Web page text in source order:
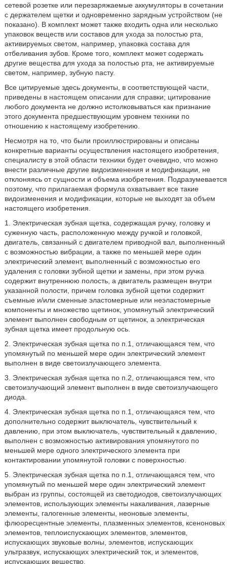
сетевой розетке или перезаряжаемые аккумуляторы в сочетании
с держателем щетки и одновременно зарядным устройством (не
показано). В комплект может также входить одна или несколько
упаковок веществ или составов для ухода за полостью рта,
активируемых светом, например, упаковка состава для
отбеливания зубов. Кроме того, комплект может содержать
другие вещества для ухода за полостью рта, не активируемые
светом, например, зубную пасту.
Все цитируемые здесь документы, в соответствующей части,
приведены в настоящем описании для справки; цитирование
любого документа не должно истолковываться как признание
этого документа предшествующим уровнем техники по
отношению к настоящему изобретению.
Несмотря на то, что были проиллюстрированы и описаны
конкретные варианты осуществления настоящего изобретения,
специалисту в этой области техники будет очевидно, что можно
внести различные другие видоизменения и модификации, не
отклоняясь от сущности и объема изобретения. Подразумевается
поэтому, что прилагаемая формула охватывает все такие
видоизменения и модификации, которые не выходят за объем
настоящего изобретения.
1. Электрическая зубная щетка, содержащая ручку, головку и
суженную часть, расположенную между ручкой и головкой,
двигатель, связанный с двигателем приводной вал, выполненный
с возможностью вибрации, а также по меньшей мере один
электрический элемент, выполненный с возможностью его
удаления с головки зубной щетки и замены, при этом ручка
содержит внутреннюю полость, а двигатель размещен внутри
указанной полости, причем головка зубной щетки содержит
съемные и/или сменные эластомерные или неэластомерные
компоненты и множество щетинок, упомянутый электрический
элемент выполнен свободным от щетинок, а электрическая
зубная щетка имеет продольную ось.
2. Электрическая зубная щетка по п.1, отличающаяся тем, что
упомянутый по меньшей мере один электрический элемент
выполнен в виде светоизлучающего элемента.
3. Электрическая зубная щетка по п.2, отличающаяся тем, что
светоизлучающий элемент выполнен в виде светоизлучающего
диода.
4. Электрическая зубная щетка по п.1, отличающаяся тем, что
дополнительно содержит выключатель, чувствительный к
давлению, при этом выключатель, чувствительный к давлению,
выполнен с возможностью активирования упомянутого по
меньшей мере одного электрического элемента при
контактировании упомянутой головки с поверхностью.
5. Электрическая зубная щетка по п.1, отличающаяся тем, что
упомянутый по меньшей мере один электрический элемент
выбран из группы, состоящей из светодиодов, светоизлучающих
элементов, использующих элементы накаливания, лазерные
элементы, галогенные элементы, неоновые элементы,
флюоресцентные элементы, плазменных элементов, ксеноновых
элементов, теплоиспускающих элементов, элементов,
испускающих звуковые волны, элементов, испускающих
ультразвук, испускающих электрический ток, и элементов,
испускающих вещество.